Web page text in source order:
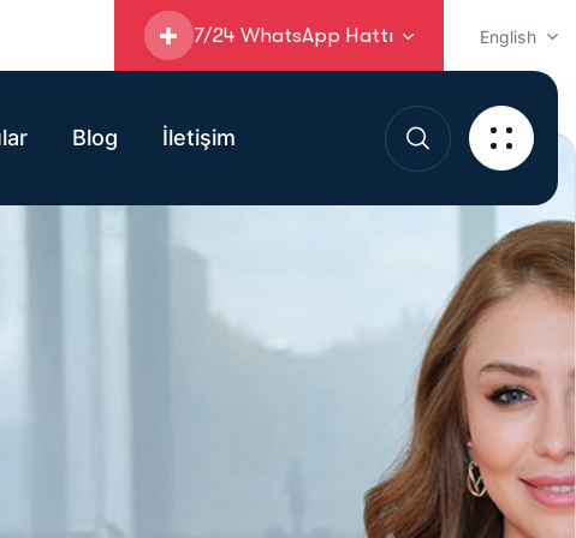
7/24 WhatsApp Hattı English
Blog İletişim